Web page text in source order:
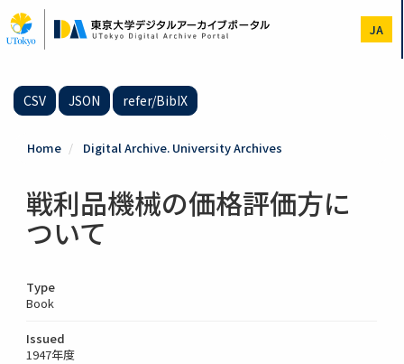
to
main
JA
CSV JSON refer/BibIX
Home Digital Archive. University Archives
戦利品機械の価格評価方に
ついて
Type
Book
Issued
1947年度